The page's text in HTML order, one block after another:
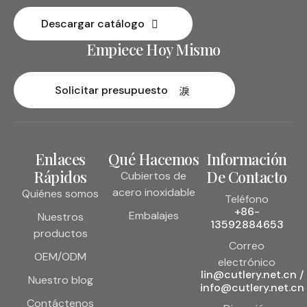
Descargar catálogo
Empiece Hoy Mismo
Solicitar presupuesto
Enlaces
Rápidos
Quiénes somos
Nuestros
productos
OEM/ODM
Nuestro blog
Contáctenos
Qué Hacemos
Cubiertos de
acero inoxidable
Embalajes
Información
De Contacto
Teléfono
+86-
13592884653
Correo
electrónico
lin@cutlery.net.cn /
info@cutlery.net.cn